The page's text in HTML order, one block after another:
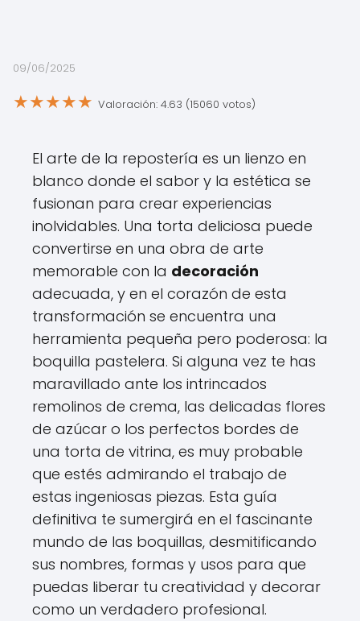
09/06/2025
★★★★★ Valoración: 4.63 (15060 votos)
El arte de la repostería es un lienzo en
blanco donde el sabor y la estética se
fusionan para crear experiencias
inolvidables. Una torta deliciosa puede
convertirse en una obra de arte
memorable con la decoración
adecuada, y en el corazón de esta
transformación se encuentra una
herramienta pequeña pero poderosa: la
boquilla pastelera. Si alguna vez te has
maravillado ante los intrincados
remolinos de crema, las delicadas flores
de azúcar o los perfectos bordes de
una torta de vitrina, es muy probable
que estés admirando el trabajo de
estas ingeniosas piezas. Esta guía
definitiva te sumergirá en el fascinante
mundo de las boquillas, desmitificando
sus nombres, formas y usos para que
puedas liberar tu creatividad y decorar
como un verdadero profesional.